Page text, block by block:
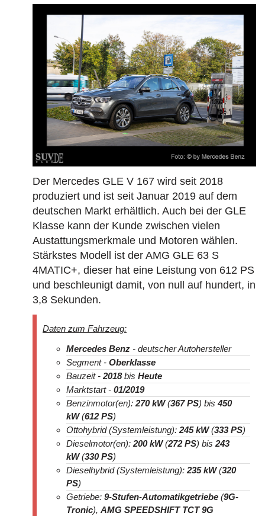
Der Mercedes GLE V 167 wird seit 2018
produziert und ist seit Januar 2019 auf dem
deutschen Markt erhältlich. Auch bei der GLE
Klasse kann der Kunde zwischen vielen
Austattungsmerkmale und Motoren wählen.
Stärkstes Modell ist der AMG GLE 63 S
4MATIC+, dieser hat eine Leistung von 612 PS
und beschleunigt damit, von null auf hundert, in
3,8 Sekunden.
Daten zum Fahrzeug:
Mercedes Benz - deutscher Autohersteller
Segment - Oberklasse
Bauzeit - 2018bis Heute
Marktstart - 01/2019
Benzinmotor(en): 270 kW(367 PS) bis450
kW(612 PS)
Ottohybrid (Systemleistung): 245 kW(333 PS)
Dieselmotor(en): 200 kW(272 PS) bis 243
kW(330 PS)
Dieselhybrid (Systemleistung): 235 kW(320
PS)
Getriebe: 9-Stufen-Automatikgetriebe (9G-
Tronic), AMG SPEEDSHIFT TCT 9G